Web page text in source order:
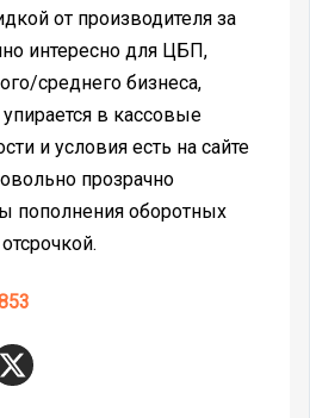
от производителя за
интересно для ЦБП,
среднего бизнеса,
в кассовые
и условия есть на сайте
прозрачно
пополнения оборотных